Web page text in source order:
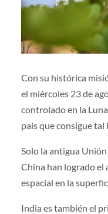
Con su histórica
el miércoles 23 de
controlado en la
país que consigue tal
Solo la antigua
China han logrado el
espacial en la
India es también el